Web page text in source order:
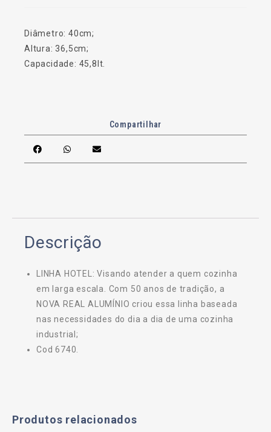
Diâmetro: 40cm;
Altura: 36,5cm;
Capacidade: 45,8lt.
Compartilhar
Descrição
LINHA HOTEL: Visando atender a quem cozinha
em larga escala. Com 50 anos de tradição, a
NOVA REAL ALUMÍNIO criou essa linha baseada
nas necessidades do dia a dia de uma cozinha
industrial;
Cod 6740.
Produtos relacionados